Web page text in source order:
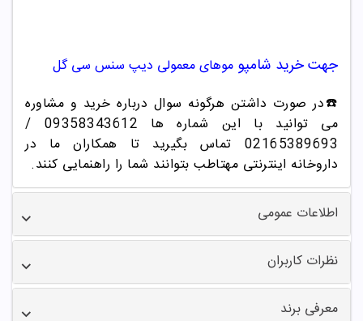
جهت خرید شامپو موهای معمولی دیپ سنس سی گل
☎️در صورت داشتن هرگونه سوال درباره خرید و مشاوره
می توانید با این شماره ها 09358343612 /
02165389693
تماس بگیرید تا همکاران ما در
داروخانه اینترنتی مهتاطب بتوانند شما را راهنمایی کنند.
اطلاعات عمومی
نظرات کاربران
معرفی برند